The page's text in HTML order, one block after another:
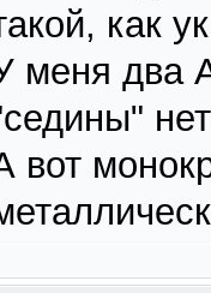
как
меня два
вот